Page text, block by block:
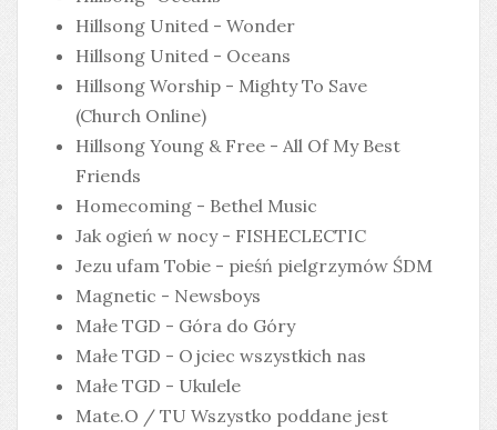
Hillsong United - Wonder
Hillsong United - Oceans
Hillsong Worship - Mighty To Save
(Church Online)
Hillsong Young & Free - All Of My Best
Friends
Homecoming - Bethel Music
Jak ogień w nocy - FISHECLECTIC
Jezu ufam Tobie - pieśń pielgrzymów ŚDM
Magnetic - Newsboys
Małe TGD - Góra do Góry
Małe TGD - Ojciec wszystkich nas
Małe TGD - Ukulele
Mate.O / TU Wszystko poddane jest